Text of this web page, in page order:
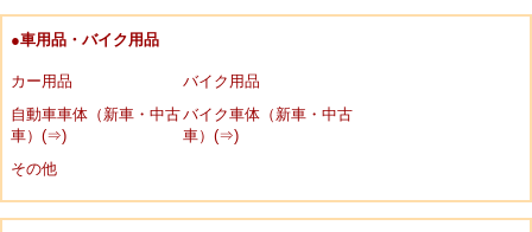
●車用品・バイク用品
カー用品
バイク用品
自動車車体（新車・中古
車）(⇒)
バイク車体（新車・中古
車）(⇒)
その他